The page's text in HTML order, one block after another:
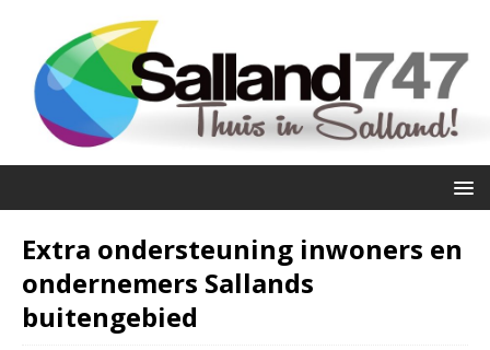
Extra ondersteuning inwoners en
ondernemers Sallands
buitengebied